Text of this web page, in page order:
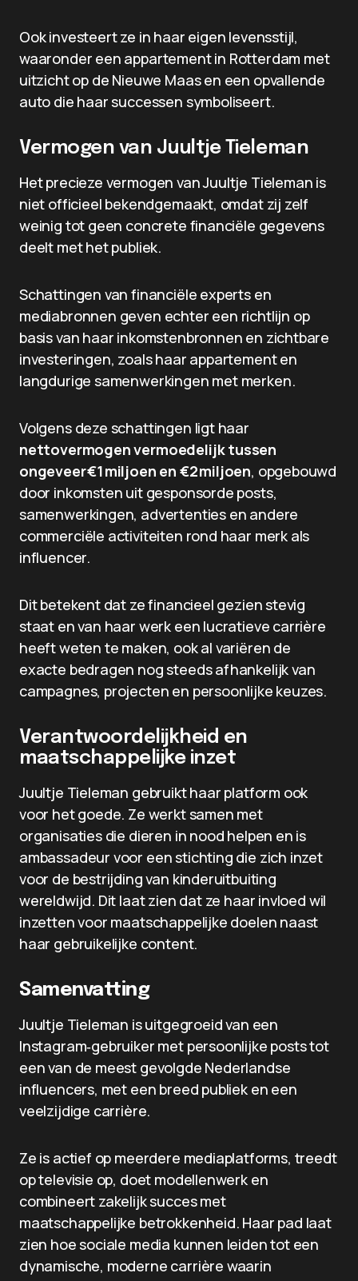
Ook investeert ze in haar eigen levensstijl,
waaronder een appartement in Rotterdam met
uitzicht op de Nieuwe Maas en een opvallende
auto die haar successen symboliseert.
Vermogen van Juultje Tieleman
Het precieze vermogen van Juultje Tieleman is
niet officieel bekendgemaakt, omdat zij zelf
weinig tot geen concrete financiële gegevens
deelt met het publiek.
Schattingen van financiële experts en
mediabronnen geven echter een richtlijn op
basis van haar inkomstenbronnen en zichtbare
investeringen, zoals haar appartement en
langdurige samenwerkingen met merken.
Volgens deze schattingen ligt haar
nettovermogen vermoedelijk tussen
ongeveer €1 miljoen en €2 miljoen, opgebouwd
door inkomsten uit gesponsorde posts,
samenwerkingen, advertenties en andere
commerciële activiteiten rond haar merk als
influencer.
Dit betekent dat ze financieel gezien stevig
staat en van haar werk een lucratieve carrière
heeft weten te maken, ook al variëren de
exacte bedragen nog steeds afhankelijk van
campagnes, projecten en persoonlijke keuzes.
Verantwoordelijkheid en
maatschappelijke inzet
Juultje Tieleman gebruikt haar platform ook
voor het goede. Ze werkt samen met
organisaties die dieren in nood helpen en is
ambassadeur voor een stichting die zich inzet
voor de bestrijding van kinderuitbuiting
wereldwijd. Dit laat zien dat ze haar invloed wil
inzetten voor maatschappelijke doelen naast
haar gebruikelijke content.
Samenvatting
Juultje Tieleman is uitgegroeid van een
Instagram‑gebruiker met persoonlijke posts tot
een van de meest gevolgde Nederlandse
influencers, met een breed publiek en een
veelzijdige carrière.
Ze is actief op meerdere mediaplatforms, treedt
op televisie op, doet modellenwerk en
combineert zakelijk succes met
maatschappelijke betrokkenheid. Haar pad laat
zien hoe sociale media kunnen leiden tot een
dynamische, moderne carrière waarin